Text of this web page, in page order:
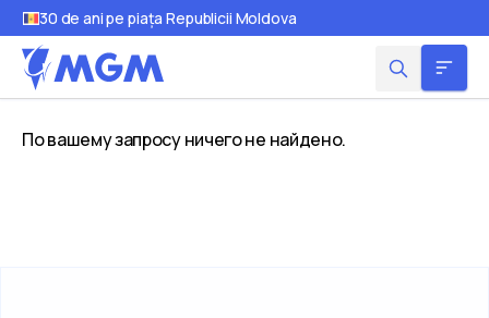
30 de ani pe piața Republicii Moldova
По вашему запросу ничего не найдено.